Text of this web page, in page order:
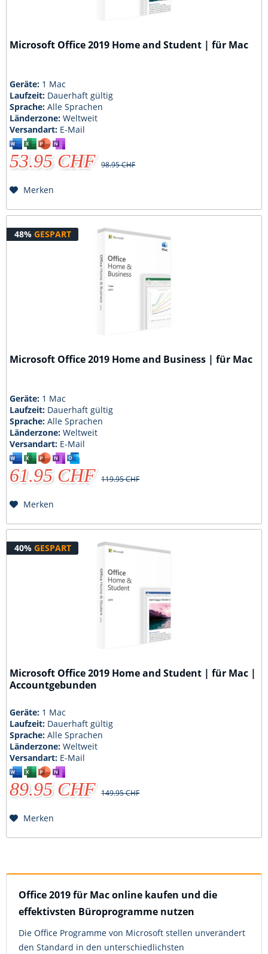
Microsoft Office 2019 Home and Student | für Mac
Geräte: 1 Mac
Laufzeit: Dauerhaft gültig
Sprache:Alle Sprachen
Länderzone:Weltweit
Versandart: E-Mail
53.95 CHF 98.95 CHF
Merken
48% GESPART
Microsoft Office 2019 Home and Business | für Mac
Geräte: 1 Mac
Laufzeit: Dauerhaft gültig
Sprache:Alle Sprachen
Länderzone:Weltweit
Versandart: E-Mail
61.95 CHF 119.95 CHF
Merken
40% GESPART
Microsoft Office 2019 Home and Student | für Mac |
Accountgebunden
Geräte: 1 Mac
Laufzeit: Dauerhaft gültig
Sprache:Alle Sprachen
Länderzone:Weltweit
Versandart: E-Mail
89.95 CHF 149.95 CHF
Merken
Office 2019 für Mac online kaufen und die
effektivsten Büroprogramme nutzen
Die Office Programme von Microsoft stellen unverändert
den Standard in den unterschiedlichsten